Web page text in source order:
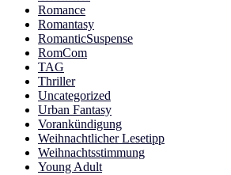
Romance
Romantasy
RomanticSuspense
RomCom
TAG
Thriller
Uncategorized
Urban Fantasy
Vorankündigung
Weihnachtlicher Lesetipp
Weihnachtsstimmung
Young Adult